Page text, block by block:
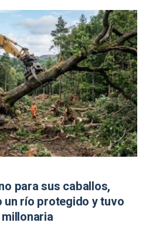
para sus caballos,
río protegido y tuvo